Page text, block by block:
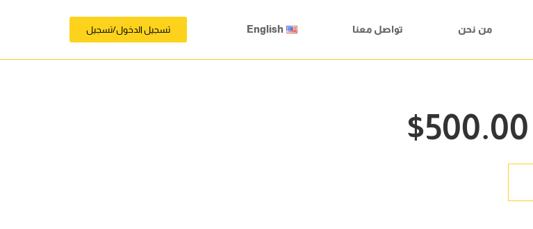
من نحن تواصل معنا English تسجيل الدخول/تسجيل
$500.00